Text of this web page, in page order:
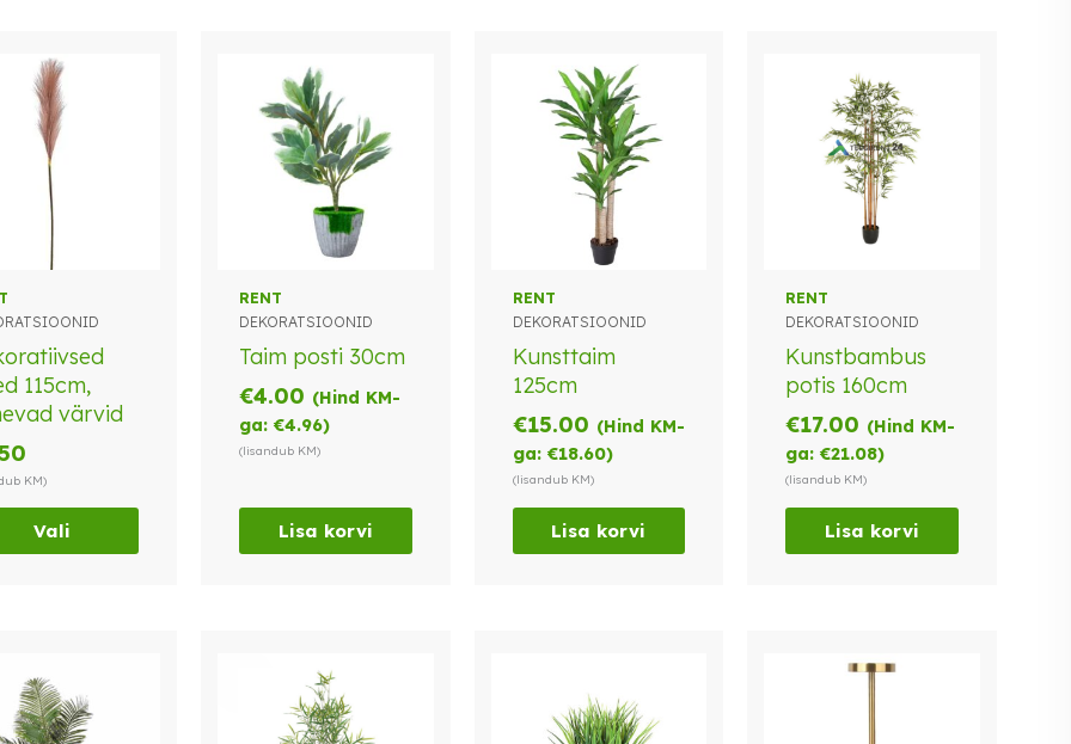
115cm,
värvid
KM)
Vali
RENT
DEKORATSIOONID
Taim posti 30cm
€4.00 (Hind KM-
ga: €4.96)
(lisandub KM)
Lisa korvi
RENT
DEKORATSIOONID
Kunsttaim
125cm
€15.00 (Hind KM-
ga: €18.60)
(lisandub KM)
Lisa korvi
RENT
DEKORATSIOONID
Kunstbambus
potis 160cm
€17.00 (Hind KM-
ga:€21.08)
(lisandub KM)
Lisa korvi